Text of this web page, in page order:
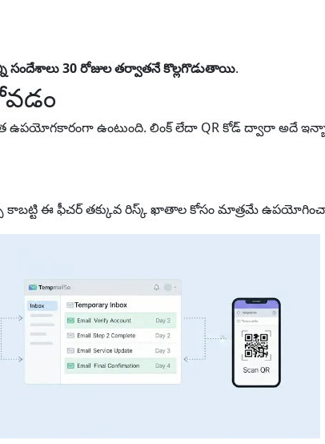
సందేశాలు 30 రోజుల తర్వాతనే కొల్లగొడుతాయి.
ఉంటుంది. లింక్ లేదా QR కోడ్ ద్వారా అదే
కాబట్టి ఈ ఫీచర్ తక్కువ రిస్క్ ఖాతాల కోసం మాత్రమే